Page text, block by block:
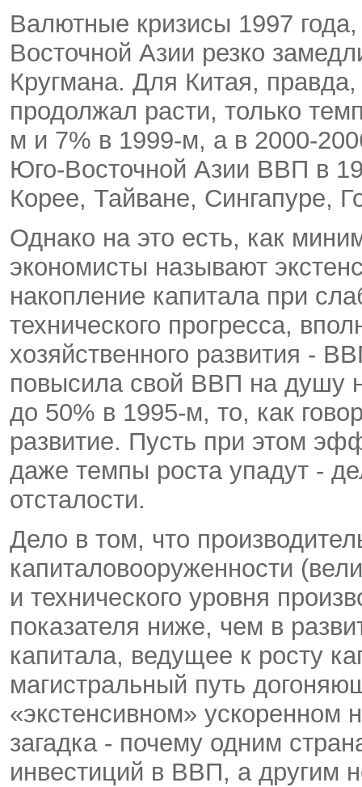
Валютные кризисы 1997
Восточной Азии резко
Кругмана. Для Китая,
продолжал расти, только
м и 7% в 1999-м, а в 2000-
Юго-Восточной Азии ВВП в
Корее, Тайване, Сингапуре,
Однако на это есть, как
экономисты называют
накопление капитала при
технического прогресса,
хозяйственного развития -
повысила свой ВВП на душу
до 50% в 1995-м, то, как
развитие. Пусть при этом
даже темпы роста упадут -
отсталости.
Дело в том, что
капиталовооруженности
и технического уровня
показателя ниже, чем в
капитала, ведущее к росту
магистральный путь
«экстенсивном» ускоренном
загадка - почему одним
инвестиций в ВВП, а другим